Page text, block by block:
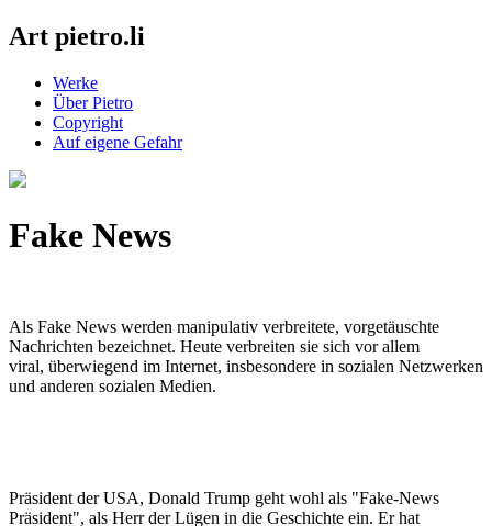
Art pietro.li
Werke
Über Pietro
Copyright
Auf eigene Gefahr
Fake News
Als Fake News werden manipulativ verbreitete, vorgetäuschte
Nachrichten bezeichnet. Heute verbreiten sie sich vor allem
viral, überwiegend im Internet, insbesondere in sozialen Netzwerken
und anderen sozialen Medien.
Präsident der USA, Donald Trump geht wohl als "Fake-News
Präsident", als Herr der Lügen in die Geschichte ein. Er hat